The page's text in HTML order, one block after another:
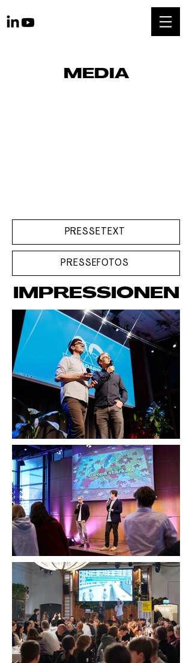
MEDIA
PRESSETEXT
PRESSEFOTOS
IMPRESSIONEN